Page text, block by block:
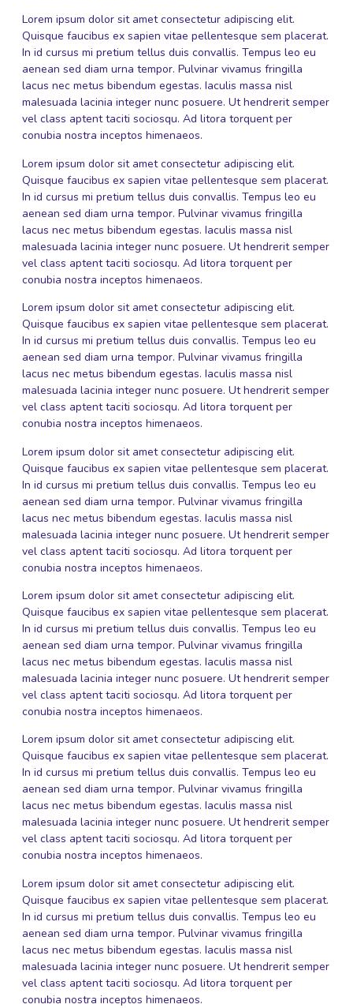
Lorem ipsum dolor sit amet consectetur adipiscing elit.
Quisque faucibus ex sapien vitae pellentesque sem placerat.
In id cursus mi pretium tellus duis convallis. Tempus leo eu
aenean sed diam urna tempor. Pulvinar vivamus fringilla
lacus nec metus bibendum egestas. Iaculis massa nisl
malesuada lacinia integer nunc posuere. Ut hendrerit semper
vel class aptent taciti sociosqu. Ad litora torquent per
conubia nostra inceptos himenaeos.
Lorem ipsum dolor sit amet consectetur adipiscing elit.
Quisque faucibus ex sapien vitae pellentesque sem placerat.
In id cursus mi pretium tellus duis convallis. Tempus leo eu
aenean sed diam urna tempor. Pulvinar vivamus fringilla
lacus nec metus bibendum egestas. Iaculis massa nisl
malesuada lacinia integer nunc posuere. Ut hendrerit semper
vel class aptent taciti sociosqu. Ad litora torquent per
conubia nostra inceptos himenaeos.
Lorem ipsum dolor sit amet consectetur adipiscing elit.
Quisque faucibus ex sapien vitae pellentesque sem placerat.
In id cursus mi pretium tellus duis convallis. Tempus leo eu
aenean sed diam urna tempor. Pulvinar vivamus fringilla
lacus nec metus bibendum egestas. Iaculis massa nisl
malesuada lacinia integer nunc posuere. Ut hendrerit semper
vel class aptent taciti sociosqu. Ad litora torquent per
conubia nostra inceptos himenaeos.
Lorem ipsum dolor sit amet consectetur adipiscing elit.
Quisque faucibus ex sapien vitae pellentesque sem placerat.
In id cursus mi pretium tellus duis convallis. Tempus leo eu
aenean sed diam urna tempor. Pulvinar vivamus fringilla
lacus nec metus bibendum egestas. Iaculis massa nisl
malesuada lacinia integer nunc posuere. Ut hendrerit semper
vel class aptent taciti sociosqu. Ad litora torquent per
conubia nostra inceptos himenaeos.
Lorem ipsum dolor sit amet consectetur adipiscing elit.
Quisque faucibus ex sapien vitae pellentesque sem placerat.
In id cursus mi pretium tellus duis convallis. Tempus leo eu
aenean sed diam urna tempor. Pulvinar vivamus fringilla
lacus nec metus bibendum egestas. Iaculis massa nisl
malesuada lacinia integer nunc posuere. Ut hendrerit semper
vel class aptent taciti sociosqu. Ad litora torquent per
conubia nostra inceptos himenaeos.
Lorem ipsum dolor sit amet consectetur adipiscing elit.
Quisque faucibus ex sapien vitae pellentesque sem placerat.
In id cursus mi pretium tellus duis convallis. Tempus leo eu
aenean sed diam urna tempor. Pulvinar vivamus fringilla
lacus nec metus bibendum egestas. Iaculis massa nisl
malesuada lacinia integer nunc posuere. Ut hendrerit semper
vel class aptent taciti sociosqu. Ad litora torquent per
conubia nostra inceptos himenaeos.
Lorem ipsum dolor sit amet consectetur adipiscing elit.
Quisque faucibus ex sapien vitae pellentesque sem placerat.
In id cursus mi pretium tellus duis convallis. Tempus leo eu
aenean sed diam urna tempor. Pulvinar vivamus fringilla
lacus nec metus bibendum egestas. Iaculis massa nisl
malesuada lacinia integer nunc posuere. Ut hendrerit semper
vel class aptent taciti sociosqu. Ad litora torquent per
conubia nostra inceptos himenaeos.